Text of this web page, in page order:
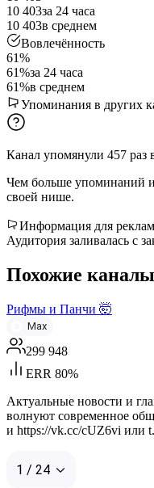
10 403за 24 часа
10 403в среднем
Вовлечённость
61%
61%за 24 часа
61%в среднем
Упоминания в других
Канал упомянули 457 раз
Чем больше упоминаний
своей нише.
Информация для
Аудитория заливалась с
Похожие каналы
Рифмы и Панчи 🤯
Max
299 948
ERR 80%
Актуальные новости и
волнуют современное
и https://vk.cc/cUZ6vi или
1 / 24